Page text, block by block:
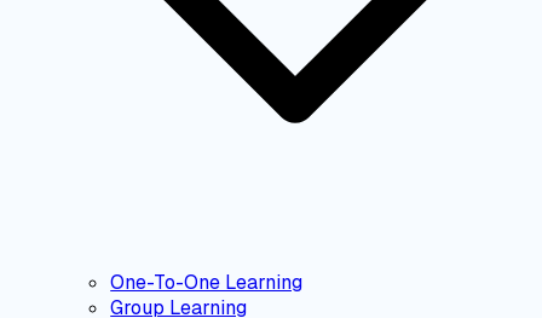
One-To-One Learning
Group Learning